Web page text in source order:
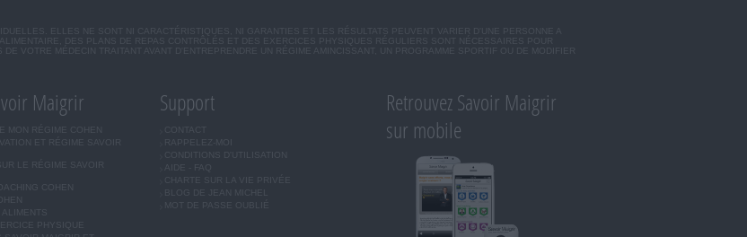
ELLES NE SONT NI CARACTÉRISTIQUES, NI GARANTIES ET LES RÉSULTATS PEUVENT VARIER D'UNE PERSONNE A
DES PLANS DE REPAS CONTRÔLÉS ET DES EXERCICES PHYSIQUES RÉGULIERS SONT NÉCESSAIRES POUR
VOTRE MÉDECIN TRAITANT AVANT D'ENTREPRENDRE UN RÉGIME AMINCISSANT, UN PROGRAMME SPORTIF OU DE MODIFIER
Maigrir
MON RÉGIME COHEN
ET RÉGIME SAVOIR
LE RÉGIME SAVOIR
COHEN
PHYSIQUE
Support
CONTACT
RAPPELEZ-MOI
CONDITIONS D'UTILISATION
AIDE - FAQ
CHARTE SUR LA VIE PRIVÉE
BLOG DE JEAN MICHEL
MOT DE PASSE OUBLIÉ
Retrouvez Savoir Maigrir
sur mobile